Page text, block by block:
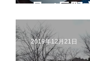
号（長野
2019年12月21日